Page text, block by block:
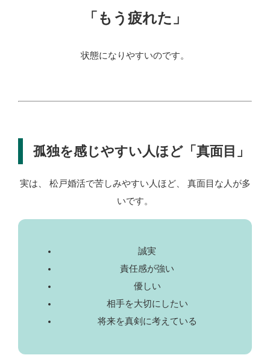
「もう疲れた」
状態になりやすいのです。
孤独を感じやすい人ほど「真面目」
実は、 松戸婚活で苦しみやすい人ほど、 真面目な人が多
いです。
誠実
責任感が強い
優しい
相手を大切にしたい
将来を真剣に考えている